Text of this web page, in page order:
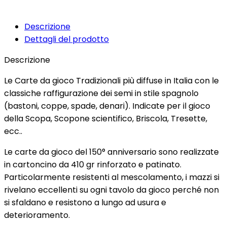
Descrizione
Dettagli del prodotto
Descrizione
Le Carte da gioco Tradizionali più diffuse in Italia con le
classiche raffigurazione dei semi in stile spagnolo
(bastoni, coppe, spade, denari). Indicate per il gioco
della Scopa, Scopone scientifico, Briscola, Tresette,
ecc..
Le carte da gioco del 150° anniversario sono realizzate
in cartoncino da 410 gr rinforzato e patinato.
Particolarmente resistenti al mescolamento, i mazzi si
rivelano eccellenti su ogni tavolo da gioco perché non
si sfaldano e resistono a lungo ad usura e
deterioramento.